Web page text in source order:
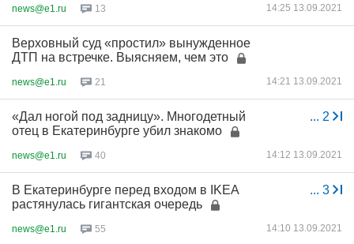
news@e1.ru 13 14:25 13.09.2021
Верховный суд «простил» вынужденное
ДТП на встречке. Выясняем, чем это
news@e1.ru 21 14:21 13.09.2021
... 2
«Дал ногой под задницу». Многодетный
отец в Екатеринбурге убил знакомо
news@e1.ru 40 14:12 13.09.2021
... 3
В Екатеринбурге перед входом в IKEA
растянулась гигантская очередь
news@e1.ru 55 14:10 13.09.2021